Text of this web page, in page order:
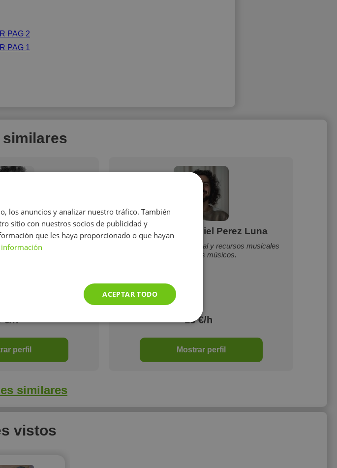
PAG 2
PAG 1
Pose
and FAF, pianist studing in
€/h
perfil
Gonzalo Ezequiel Perez Luna
Enseño la formación inicial y recursos musicales
para nuevos músicos.
15 €/h
Mostrar perfil
similares
vistos
los anuncios y analizar nuestro tráfico. También
sitio con nuestros socios de publicidad y
que les haya proporcionado o que hayan
información
ACEPTAR TODO